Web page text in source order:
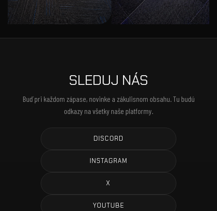
SLEDUJ NÁS
Buď pri každom zápase, novinke a zákulisnom obsahu. Tu budú
odkazy na všetky naše platformy.
DISCORD
INSTAGRAM
X
YOUTUBE